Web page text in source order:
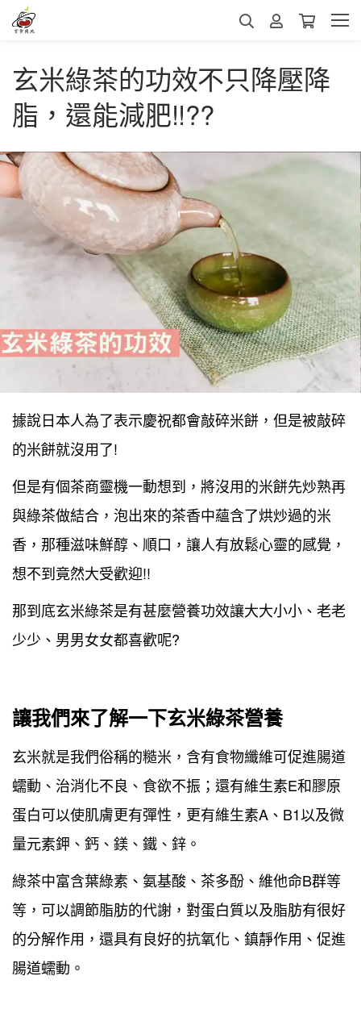
玄米綠茶的功效不只降壓降
脂，還能減肥!!??
據說日本人為了表示慶祝都會敲碎米餅，但是被敲碎
的米餅就沒用了!
但是有個茶商靈機一動想到，將沒用的米餅先炒熟再
與綠茶做結合，泡出來的茶香中蘊含了烘炒過的米
香，那種滋味鮮醇、順口，讓人有放鬆心靈的感覺，
想不到竟然大受歡迎!!
那到底玄米綠茶是有甚麼營養功效讓大大小小、老老
少少、男男女女都喜歡呢?
讓我們來了解一下玄米綠茶營養
玄米就是我們俗稱的糙米，含有食物纖維可促進腸道
蠕動、治消化不良、食欲不振；還有維生素E和膠原
蛋白可以使肌膚更有彈性，更有維生素A、B1以及微
量元素鉀、鈣、鎂、鐵、鋅。
綠茶中富含葉綠素、氨基酸、茶多酚、維他命B群等
等，可以調節脂肪的代謝，對蛋白質以及脂肪有很好
的分解作用，還具有良好的抗氧化、鎮靜作用、促進
腸道蠕動。